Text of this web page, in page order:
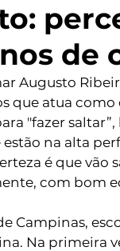
de
Augusto
que atua como
"fazer
na alta
é que vão
com bom
Campinas,
Na primeira